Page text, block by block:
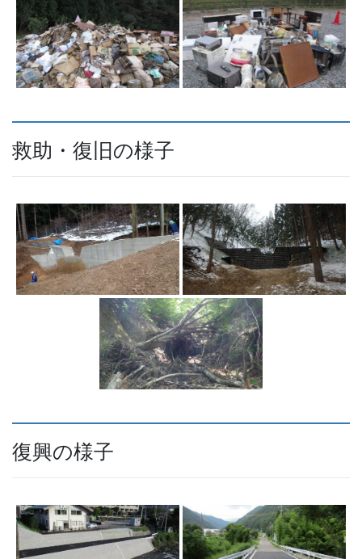
救助・復旧の様子
復興の様子